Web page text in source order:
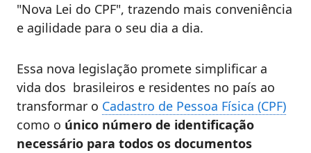
"Nova Lei do CPF", trazendo mais conveniência
e agilidade para o seu dia a dia.
Essa nova legislação promete simplificar a
vida dos brasileiros e residentes no país ao
transformar o Cadastro de Pessoa Física (CPF)
como o único número de identificação
necessário para todos os documentos